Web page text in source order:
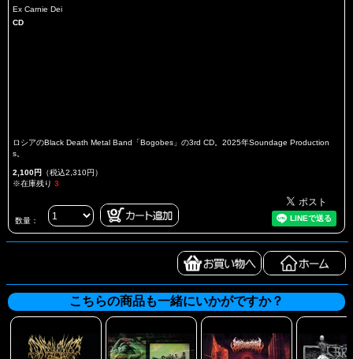
Ex Carnie Dei
CD
ロシアのBlack Death Metal Band「Bogobes」の3rd CD。2025年Soundage Production
s。
2,100円 （税込2,310円）
※在庫残り 3
数量：
こちらの商品も一緒にいかがですか？